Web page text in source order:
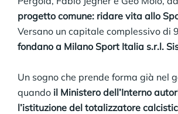
progetto comune: ridare vita allo
Versano un capitale complessivo di
fondano a Milano Sport Italia s.r.l.
Un sogno che prende forma già nel
quando il Ministero dell’Interno
l’istituzione del totalizzatore